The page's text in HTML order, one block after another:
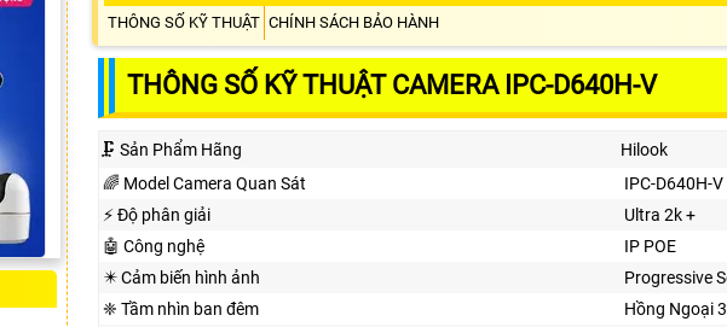
THÔNG SỐ KỸ THUẬT CHÍNH SÁCH BẢO HÀNH
THÔNG SỐ KỸ THUẬT CAMERA IPC-D640H-V
🗜️ Sản Phẩm Hãng
Hilook
🌈 Model Camera Quan Sát
IPC-D640H-V
️⚡ Độ phân giải
Ultra 2k +
🤖️ Công nghệ
IP POE
✴️ Cảm biến hình ảnh
Progressive
❈ Tầm nhìn ban đêm
Hồng Ngoại